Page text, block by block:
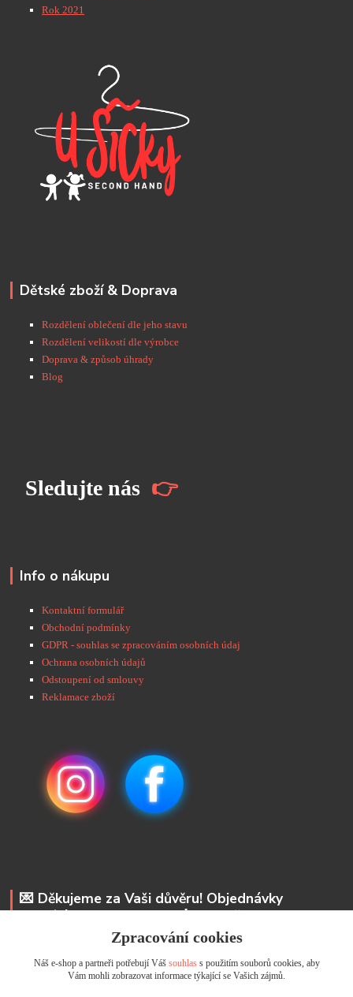
Rok 2021
Dětské zboží & Doprava
Rozdělení oblečení dle jeho stavu
Rozdělení velikostí dle výrobce
Doprava & způsob úhrady
Blog
Sledujte nás 👉
Info o nákupu
Kontaktní formulář
Obchodní podmínky
GDPR - souhlas se zpracováním osobních údaj
Ochrana osobních údajů
Odstoupení od smlouvy
Reklamace zboží
💌 Děkujeme za Vaši důvěru! Objednávky
odesíláme do 48 hodin. 📩 Na vaše e-maily
odpovíme do 24 hodin.
Andrea Kyselová DiS.
+ 420 737 352 681
Zpracování cookies
Náš e-shop a partneři potřebují Váš souhlass použitím souborů cookies, aby
Vám mohli zobrazovat informace týkající se Vašich zájmů.